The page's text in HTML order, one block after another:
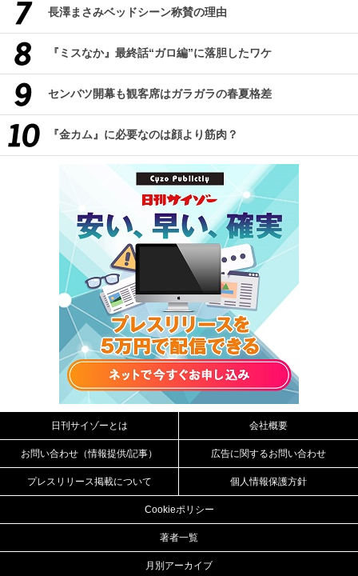
長澤まさみベッドシーン称賛の理由
『ミスなか』最終話“ガロ編”に落胆したワケ
センバツ開幕も観客席はガラガラの春夏格差
『金カム』に必要なのは顔より筋肉？
日刊サイゾーとは 会社概要
お問い合わせ（情報提供/記事） 広告に関するお問い合わせ
プレスリリース掲載について 個人情報保護方針
Cookieポリシー
著者一覧
月別アーカイブ